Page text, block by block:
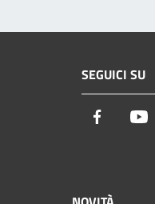
SEGUICI SU
Facebook